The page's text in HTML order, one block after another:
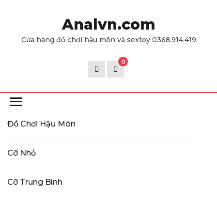
Analvn.com
Cửa hàng đồ chơi hậu môn và sextoy 0368.914.419
0
Đồ Chơi Hậu Môn
Cỡ Nhỏ
Cỡ Trung Bình